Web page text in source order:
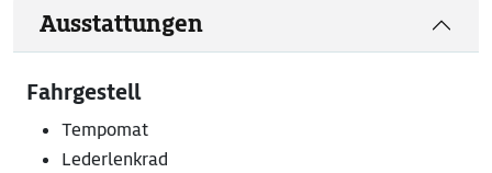
Ausstattungen
Fahrgestell
Tempomat
Lederlenkrad